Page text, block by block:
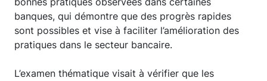
banques, qui démontre que des progrès rapides
sont possibles et vise à faciliter l’amélioration des
pratiques dans le secteur bancaire.
L’examen thématique visait à vérifier que les